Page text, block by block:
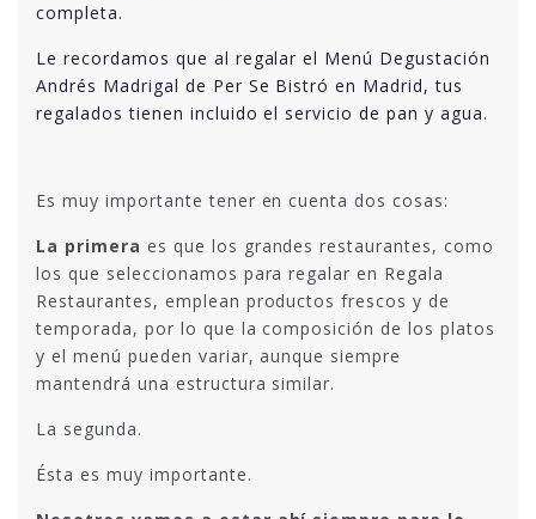
completa.
Le recordamos que al regalar el Menú Degustación
Andrés Madrigal de Per Se Bistró en Madrid, tus
regalados tienen incluido el servicio de pan y agua.
Es muy importante tener en cuenta dos cosas:
La primera es que los grandes restaurantes, como
los que seleccionamos para regalar en Regala
Restaurantes, emplean productos frescos y de
temporada, por lo que la composición de los platos
y el menú pueden variar, aunque siempre
mantendrá una estructura similar.
La segunda.
Ésta es muy importante.